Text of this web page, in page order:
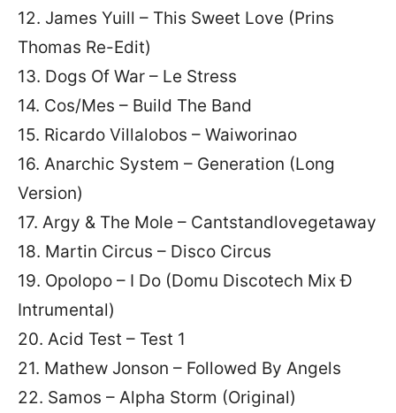
12. James Yuill – This Sweet Love (Prins
Thomas Re-Edit)
13. Dogs Of War – Le Stress
14. Cos/Mes – Build The Band
15. Ricardo Villalobos – Waiworinao
16. Anarchic System – Generation (Long
Version)
17. Argy & The Mole – Cantstandlovegetaway
18. Martin Circus – Disco Circus
19. Opolopo – I Do (Domu Discotech Mix Ð
Intrumental)
20. Acid Test – Test 1
21. Mathew Jonson – Followed By Angels
22. Samos – Alpha Storm (Original)